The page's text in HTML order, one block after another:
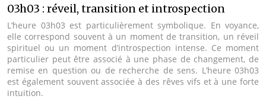
03h03 : réveil, transition et introspection
L’heure 03h03 est particulièrement symbolique. En voyance,
elle correspond souvent à un moment de transition, un réveil
spirituel ou un moment d’introspection intense. Ce moment
particulier peut être associé à une phase de changement, de
remise en question ou de recherche de sens. L’heure 03h03
est également souvent associée à des rêves vifs et à une forte
intuition.